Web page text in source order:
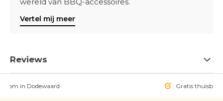
Vertel mij meer
Reviews
in Dodewaard Gratis